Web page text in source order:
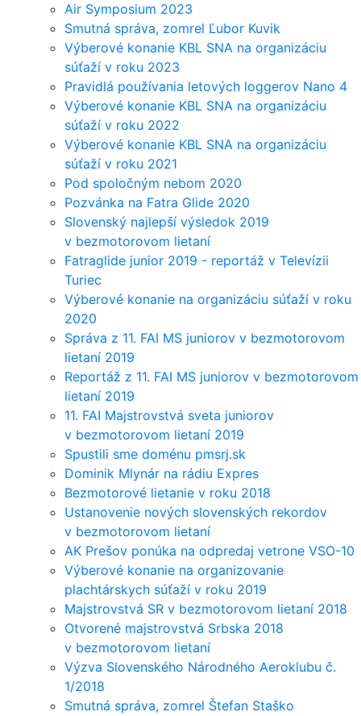
Air Symposium 2023
Smutná správa, zomrel Ľubor Kuvik
Výberové konanie KBL SNA na organizáciu
súťaží v roku 2023
Pravidlá používania letových loggerov Nano 4
Výberové konanie KBL SNA na organizáciu
súťaží v roku 2022
Výberové konanie KBL SNA na organizáciu
súťaží v roku 2021
Pod spoločným nebom 2020
Pozvánka na Fatra Glide 2020
Slovenský najlepší výsledok 2019
v bezmotorovom lietaní
Fatraglide junior 2019 - reportáž v Televízii
Turiec
Výberové konanie na organizáciu súťaží v roku
2020
Správa z 11. FAI MS juniorov v bezmotorovom
lietaní 2019
Reportáž z 11. FAI MS juniorov v bezmotorovom
lietaní 2019
11. FAI Majstrovstvá sveta juniorov
v bezmotorovom lietaní 2019
Spustili sme doménu pmsrj.sk
Dominik Mlynár na rádiu Expres
Bezmotorové lietanie v roku 2018
Ustanovenie nových slovenských rekordov
v bezmotorovom lietaní
AK Prešov ponúka na odpredaj vetrone VSO-10
Výberové konanie na organizovanie
plachtárskych súťaží v roku 2019
Majstrovstvá SR v bezmotorovom lietaní 2018
Otvorené majstrovstvá Srbska 2018
v bezmotorovom lietaní
Výzva Slovenského Národného Aeroklubu č.
1/2018
Smutná správa, zomrel Štefan Staško